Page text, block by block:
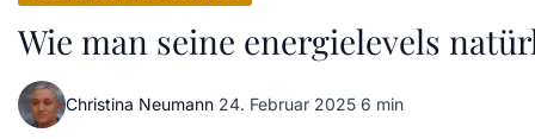
Wie man seine energielevels
Christina Neumann·24. Februar 2025·6 min